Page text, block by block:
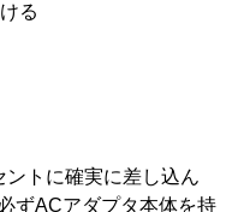
る
トに確実に差し込ん
ずACアダプタ本体を持